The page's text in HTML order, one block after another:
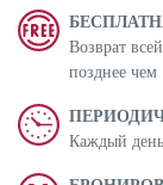
Возврат
позднее чем
Каждый